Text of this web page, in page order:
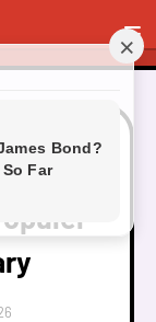
TikTok Populer